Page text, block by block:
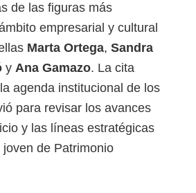
de las figuras más
empresarial y cultural
Marta Ortega, Sandra
y Ana Gamazo. La cita
agenda institucional de los
para revisar los avances
y las líneas estratégicas
de Patrimonio